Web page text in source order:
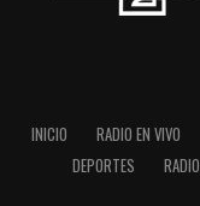
INICIO RADIO EN VIVO
DEPORTES
RADIO